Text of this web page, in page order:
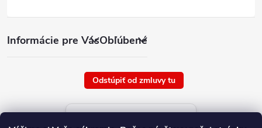
Informácie pre VásObľúbené
Odstúpiť od zmluvy tu
Aktuálne ceny tovaru